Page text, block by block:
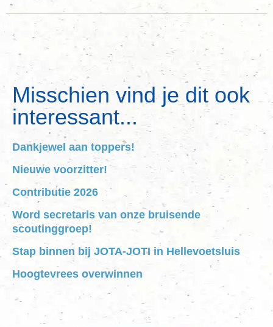
Misschien vind je dit ook
interessant...
Dankjewel aan toppers!
Nieuwe voorzitter!
Contributie 2026
Word secretaris van onze bruisende
scoutinggroep!
Stap binnen bij JOTA-JOTI in Hellevoetsluis
Hoogtevrees overwinnen